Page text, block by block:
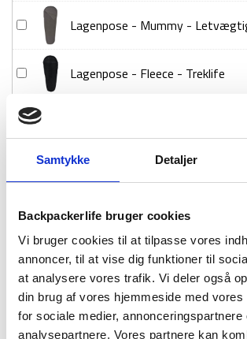
Samtykke Detaljer
Backpackerlife bruger cookies
Vi bruger cookies til at tilpasse vores
annoncer, til at vise dig funktioner til
at analysere vores trafik. Vi deler også
din brug af vores hjemmeside med vores
for sociale medier, annonceringspartnere
analysepartnere. Vores partnere kan
(basecamp)
Grøn
Lagenpose
Mummy
-
Letvægtig
Lagenpose - Mummy -
Lagenpose
Fleece
-
Treklife
Lagenpose - Fleece - Treklife
levering
499 kr
BESKRIVELSE
YDERLIGERE
BRAND
FAQ
Soveposen i modellen ’Sleeper Lite’ er fra